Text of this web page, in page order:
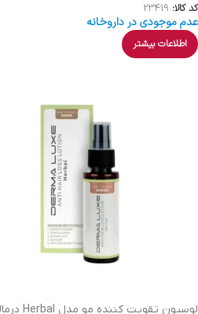
کد کالا: 23419
عدم موجودی در داروخانه
اطلاعات بیشتر
لوسیون تقویت کننده مو مدل Herbal درمالوکس | 75 میل